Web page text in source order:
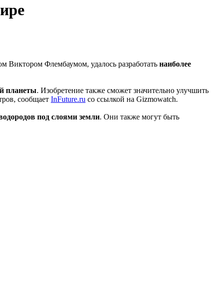
Виктором Флембаумом, удалось разработать наиболее
планеты. Изобретение также сможет значительно улучшить
сообщает InFuture.ru со ссылкой на Gizmowatch.
под слоями земли. Они также могут быть